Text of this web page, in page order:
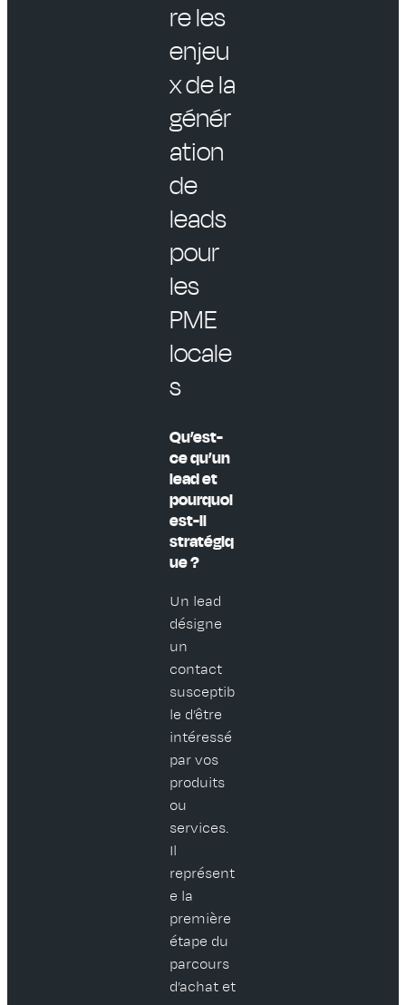
re les
enjeu
x de la
génér
ation
de
leads
pour
les
PME
locale
s
Qu’est-
ce qu’un
lead et
pourquoi
est-il
stratégiq
ue ?
Un lead
désigne
un
contact
susceptib
le d’être
intéressé
par vos
produits
ou
services.
Il
représent
e la
première
étape du
parcours
d’achat et